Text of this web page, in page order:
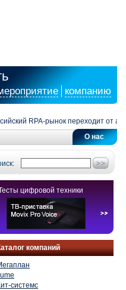
компанию
RPA-рынок переходит от
О нас
цифровой техники
компаний
системс